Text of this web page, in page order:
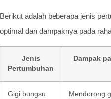
Berikut adalah beberapa jenis
optimal dan dampaknya pada
Jenis
Pertumbuhan
Dampak
Gigi bungsu
Mendorong